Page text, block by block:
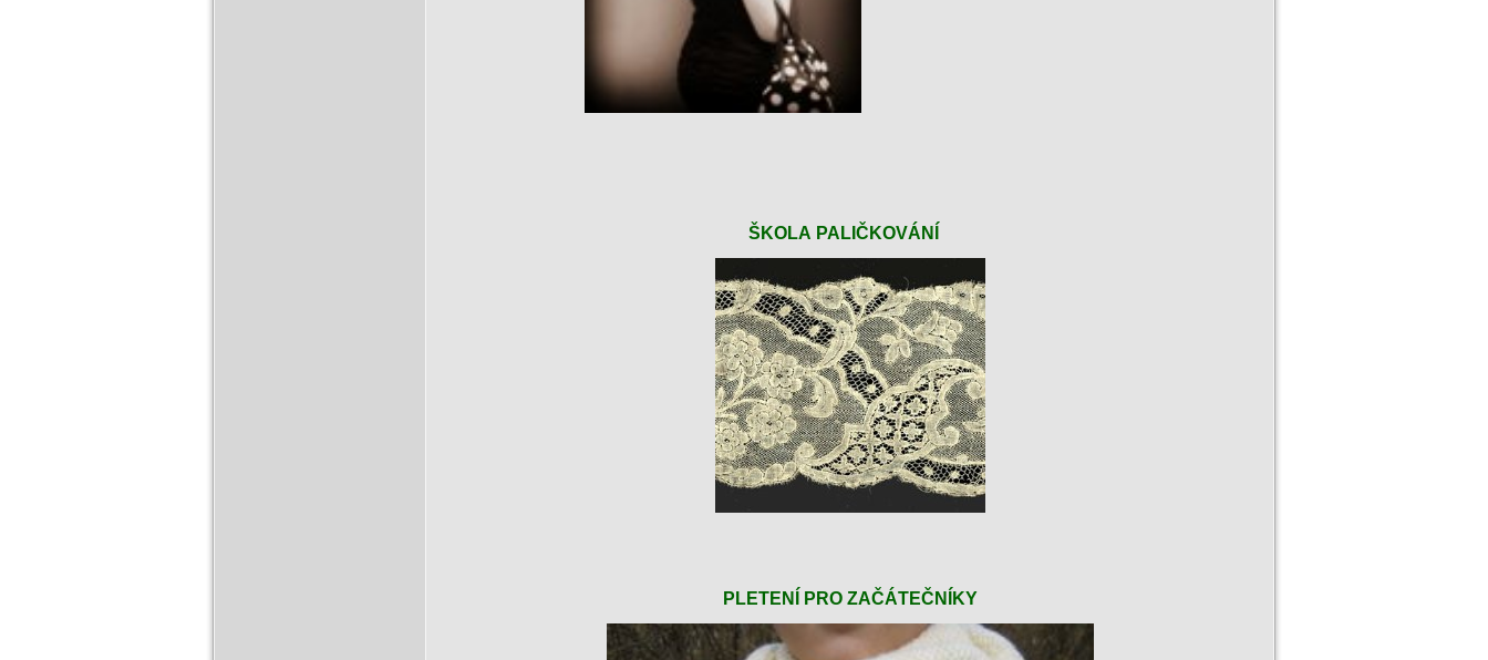
ŠKOLA PALIČKOVÁNÍ
PLETENÍ PRO ZAČÁTEČNÍKY